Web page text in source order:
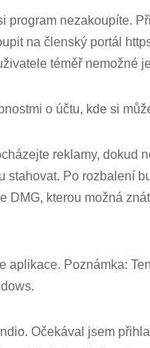
program nezakoupíte.
na členský portál
téměř nemožné
o účtu, kde si
reklamy, dokud
stahovat. Po rozbalení
DMG, kterou možná
aplikace. Poznámka:
Očekával jsem